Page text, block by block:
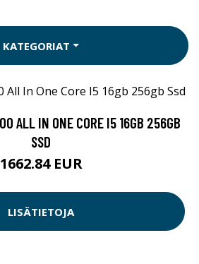
KATEGORIAT
ALL IN ONE CORE I5 16GB 256GB
SSD
1662.84 EUR
LISÄTIETOJA